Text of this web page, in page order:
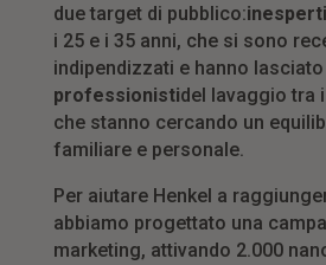
due target di pubblico:inesperti
i 25 e i 35 anni, che si sono
indipendizzati e hanno
professionistidel lavaggio tra
che stanno cercando un
familiare e personale.
Per aiutare Henkel a
abbiamo progettato una
marketing, attivando 2.000